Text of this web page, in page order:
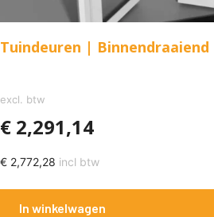
Tuindeuren | Binnendraaiend
excl. btw
€ 2,291,14
€ 2,772,28 incl btw
In winkelwagen